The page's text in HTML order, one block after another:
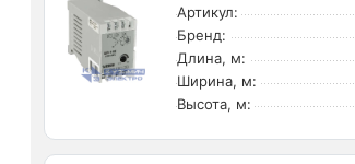
Артикул:
Бренд:
Длина, м:
Ширина, м:
Высота, м: